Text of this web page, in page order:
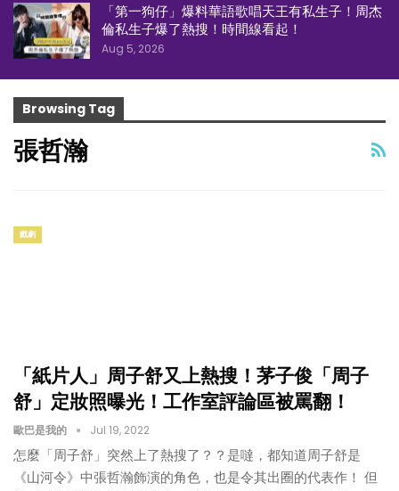
「第一狗仔」爆料華語歌唱天王有私生子！周杰
倫私生子爆了熱搜！時間線看起！
Aug 5, 2026
Browsing Tag
張哲瀚
戲劇
「紙片人」周子舒又上熱搜！茅子俊「周子
舒」定妝照曝光！工作室評論區被罵翻！
歐巴是我的 Jul 19, 2022
怎麼「周子舒」突然上了熱搜了？？是噠，都知道周子舒是
《山河令》中張哲瀚飾演的角色，也是令其出圈的代表作！ 但